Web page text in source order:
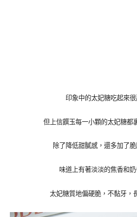
印象中的太妃糖吃起來很
但上信饌玉每一小顆的太妃糖都
除了降低甜膩感，還多加了脆
味道上有著淡淡的焦香和
太妃糖質地偏硬脆，不黏牙，